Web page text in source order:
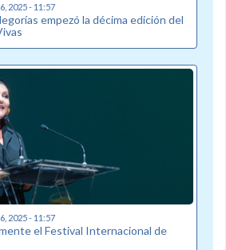
2025 - 11:57
empezó la décima edición del
2025 - 11:57
el Festival Internacional de